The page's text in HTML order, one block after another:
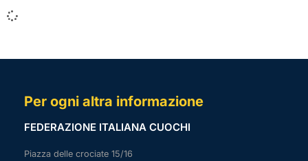
Per ogni altra informazione
FEDERAZIONE ITALIANA CUOCHI
Piazza delle crociate 15/16